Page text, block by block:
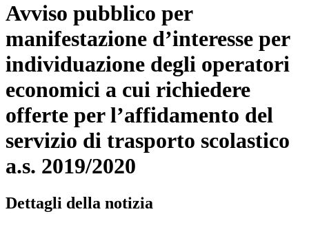
Avviso pubblico per
manifestazione d’interesse per
individuazione degli operatori
economici a cui richiedere
offerte per l’affidamento del
servizio di trasporto scolastico
a.s. 2019/2020
Dettagli della notizia